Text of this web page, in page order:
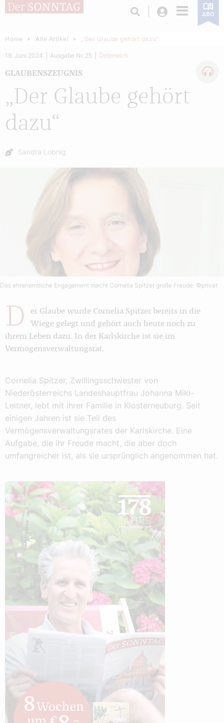
Login ABO
Home Alle Artikel „Der Glaube gehört dazu“
„Der Glaube gehört
dazu“
GLAUBENSZEUGNIS
19. Juni 2024 Ausgabe Nr. 25 Österreich
Autor:
Sandra Lobnig
Das ehrenamtliche Engagement macht Cornelia Spitzer große Freude. ©privat
D
er Glaube wurde Cornelia Spitzer bereits in die
Wiege gelegt und gehört auch heute noch zu
ihrem Leben dazu. In der Karlskirche ist sie im
Vermögensverwaltungsrat.
Cornelia Spitzer, Zwillingsschwester von
Niederösterreichs Landeshauptfrau Johanna Mikl-
Leitner, lebt mit ihrer Familie in Klosterneuburg. Seit
einigen Jahren ist sie Teil des
Vermögensverwaltungsrates der Karlskirche. Eine
Aufgabe, die ihr Freude macht, die aber doch
umfangreicher ist, als sie ursprünglich angenommen hat.